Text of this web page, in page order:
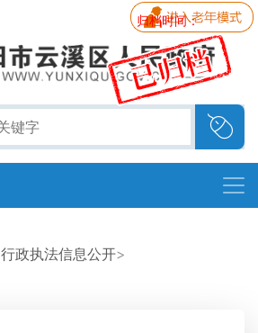
归档时间：
行政执法信息公开>